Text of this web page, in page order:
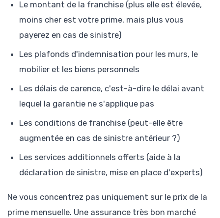
Le montant de la franchise (plus elle est élevée,
moins cher est votre prime, mais plus vous
payerez en cas de sinistre)
Les plafonds d'indemnisation pour les murs, le
mobilier et les biens personnels
Les délais de carence, c'est-à-dire le délai avant
lequel la garantie ne s'applique pas
Les conditions de franchise (peut-elle être
augmentée en cas de sinistre antérieur ?)
Les services additionnels offerts (aide à la
déclaration de sinistre, mise en place d'experts)
Ne vous concentrez pas uniquement sur le prix de la
prime mensuelle. Une assurance très bon marché